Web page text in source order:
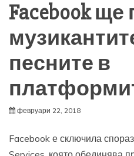
Facebook
песните в
февруари 22, 2018
Facebook е сключила